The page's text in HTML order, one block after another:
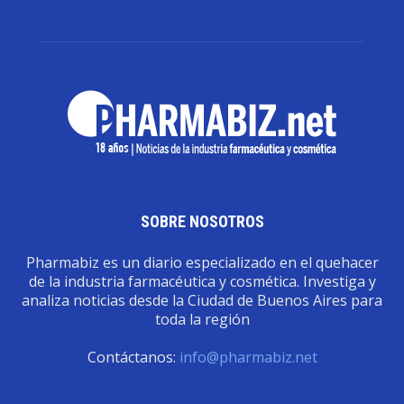
SOBRE NOSOTROS
Pharmabiz es un diario especializado en el quehacer
de la industria farmacéutica y cosmética. Investiga y
analiza noticias desde la Ciudad de Buenos Aires para
toda la región
Contáctanos: info@pharmabiz.net